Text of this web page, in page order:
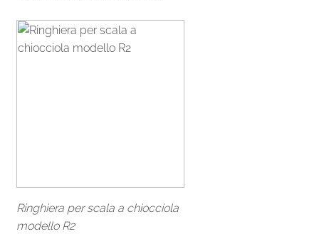
Ringhiera per scala a chiocciola
modello R2